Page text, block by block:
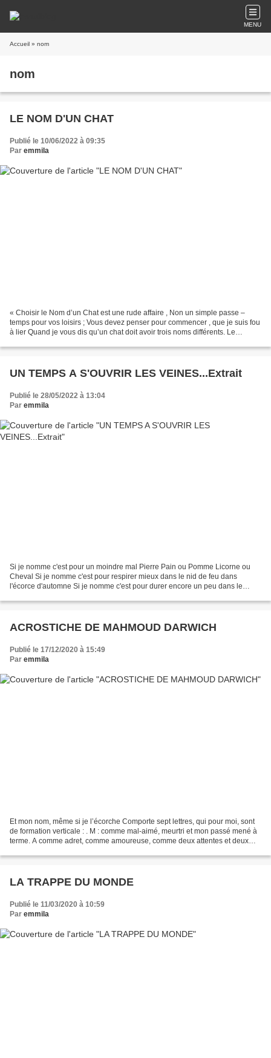
MENU
Accueil » nom
nom
LE NOM D'UN CHAT
Publié le 10/06/2022 à 09:35
Par emmila
« Choisir le Nom d’un Chat est une rude affaire , Non un simple passe –
temps pour vos loisirs ; Vous devez penser pour commencer , que je suis fou
à lier Quand je vous dis qu’un chat doit avoir trois noms différents. Le
UN TEMPS A S'OUVRIR LES VEINES...Extrait
Publié le 28/05/2022 à 13:04
Par emmila
Si je nomme c'est pour un moindre mal Pierre Pain ou Pomme Licorne ou
Cheval Si je nomme c'est pour respirer mieux dans le nid de feu dans
l'écorce d'automne Si je nomme c'est pour durer encore un peu dans le
ACROSTICHE DE MAHMOUD DARWICH
Publié le 17/12/2020 à 15:49
Par emmila
Et mon nom, même si je l’écorche Comporte sept lettres, qui pour moi, sont
de formation verticale : . M : comme mal-aimé, meurtri et mon passé mené à
terme. A comme adret, comme amoureuse, comme deux attentes et deux
LA TRAPPE DU MONDE
Publié le 11/03/2020 à 10:59
Par emmila